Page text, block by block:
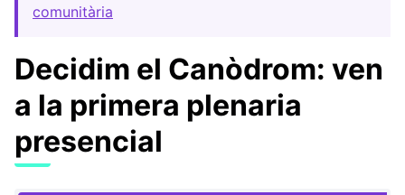
comunitària
Decidim el Canòdrom: ven
a la primera plenaria
presencial